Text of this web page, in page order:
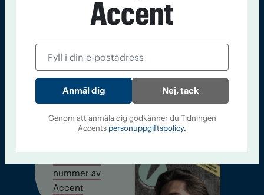
Tidningen Accent, A4, Bondegatan 21, 116 33 Stockholm
accent@iogt.se
Chefredaktör och ansvarig utgivare: Barbro Janson Lundkvist,
barbro@a4.se.
nummer av
Accent
Accent
Nej, tack
Genom att anmäla dig godkänner du Tidningen
Accents personuppgiftspolicy.